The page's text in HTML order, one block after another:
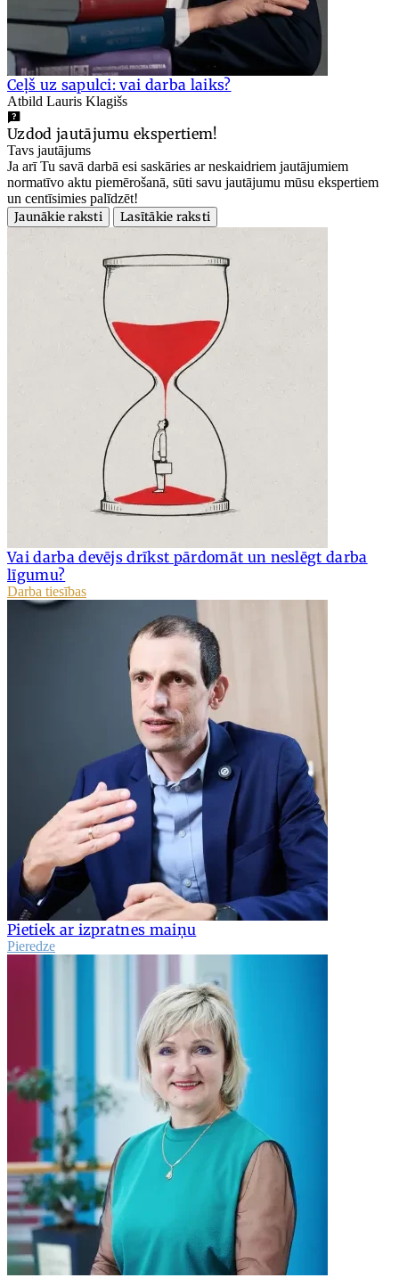
Ceļš uz sapulci: vai darba laiks?
Atbild Lauris Klagišs
Uzdod jautājumu ekspertiem!
Tavs jautājums
Ja arī Tu savā darbā esi saskāries ar neskaidriem jautājumiem
normatīvo aktu piemērošanā, sūti savu jautājumu mūsu ekspertiem
un centīsimies palīdzēt!
Jaunākie raksti
Lasītākie raksti
Vai darba devējs drīkst pārdomāt un neslēgt darba
līgumu?
Darba tiesības
Pietiek ar izpratnes maiņu
Pieredze